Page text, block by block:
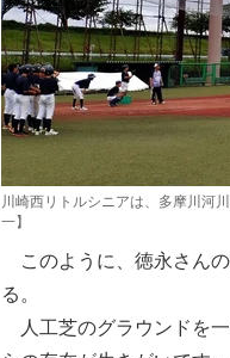
川崎西リトルシニアは、多摩川河
一】
このように、徳永さん
る。
人工芝のグラウンドを